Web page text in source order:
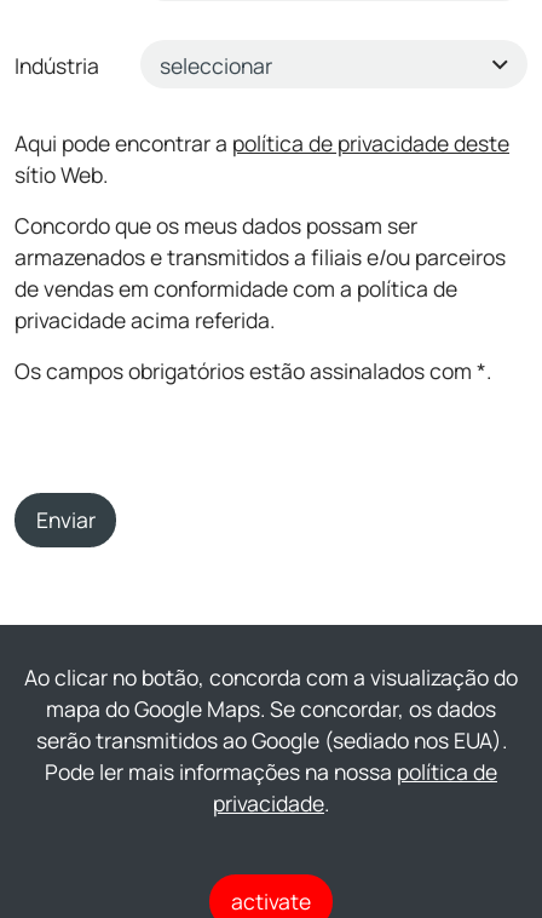
Indústria
Aqui pode encontrar a política de privacidade deste
sítio Web.
Concordo que os meus dados possam ser
armazenados e transmitidos a filiais e/ou parceiros
de vendas em conformidade com a política de
privacidade acima referida.
Os campos obrigatórios estão assinalados com *.
Enviar
Ao clicar no botão, concorda com a visualização do
mapa do Google Maps. Se concordar, os dados
serão transmitidos ao Google (sediado nos EUA).
Pode ler mais informações na nossa política de
privacidade.
activate